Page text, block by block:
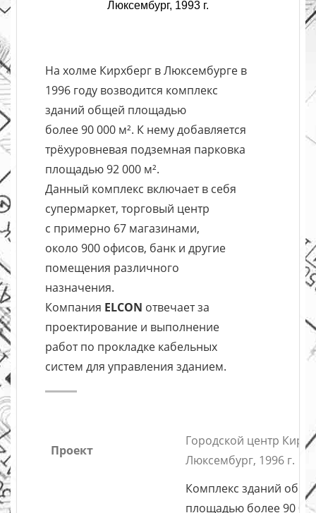
Люксембург, 1993 г.
На холме Кирхберг в Люксембурге в
1996 году возводится комплекс
зданий общей площадью
более 90 000 м². К нему добавляется
трёхуровневая подземная парковка
площадью 92 000 м².
Данный комплекс включает в себя
супермаркет, торговый центр
с примерно 67 магазинами,
около 900 офисов, банк и другие
помещения различного
назначения.
Компания ELCON отвечает за
проектирование и выполнение
работ по прокладке кабельных
систем для управления зданием.
Проект
Городской центр
Люксембург, 1996 г.
Комплекс зданий
площадью более 90